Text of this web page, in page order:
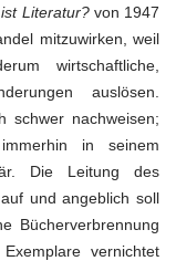
Literatur?von 1947
mitzuwirken, weil
wirtschaftliche,
auslösen.
schwer nachweisen;
in seinem
Die Leitung des
und angeblich soll
Bücherverbrennung
vernichtet